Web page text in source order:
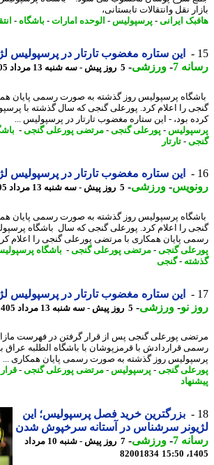
نقل وانتقالات تابستانی،
ایرانی- پرسپولیس-الوحده امارات- باشگاه-انتقال-
این ستاره مغضوب تارتار در پرسپولیس
7
-ورزشی-5 روز پیش - سه شنبه 13 مرداد 1405، 10:25
پرسپولیس روز گذشته به صورت رسمی پایان
بود، - این ستاره مغضوب تارتار در پرسپولیس ...
-پورعلی گنجی-مرتضی پورعلی گنجی-باشگاه
-تارتار
این ستاره مغضوب تارتار در پرسپولیس
-ورزشی-5 روز پیش - سه شنبه 13 مرداد 1405، 10:23
پرسپولیس روز گذشته به صورت رسمی پایان
را اعلام کرد. پورعلی گنجی که سال باشگاه
پایان همکاری با مرتضی پورعلی گنجی را اعلام کرد.
گنجی-مرتضی پورعلی گنجی-باشگاه پرسپولیس-
-گنجی
این ستاره مغضوب تارتار در پرسپولیس
نو- ورزشی-5 روز پیش - سه شنبه 13 مرداد 1405، 10:07
پورعلی گنجی پس از قرار گرفتن در فهرست مازاد
قراردادش با قرمزپوشان با باشگاه الطلبه عراق به
روز گذشته به صورت رسمی پایان همکاری ...
گنجی-پرسپولیس-مرتضی پورعلی گنجی-قرار -
بزرگترین خرید فصل پرسپولیس؛ این
سرشناس در آستانه سرخپوش شدن
7
-ورزشی-
7 روز پیش - شنبه 10 مرداد
82001834